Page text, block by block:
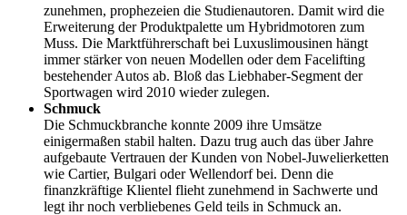
zunehmen, prophezeien die Studienautoren. Damit wird die
Erweiterung der Produktpalette um Hybridmotoren zum
Muss. Die Marktführerschaft bei Luxuslimousinen hängt
immer stärker von neuen Modellen oder dem Facelifting
bestehender Autos ab. Bloß das Liebhaber-Segment der
Sportwagen wird 2010 wieder zulegen.
Schmuck
Die Schmuckbranche konnte 2009 ihre Umsätze
einigermaßen stabil halten. Dazu trug auch das über Jahre
aufgebaute Vertrauen der Kunden von Nobel-Juwelierketten
wie Cartier, Bulgari oder Wellendorf bei. Denn die
finanzkräftige Klientel flieht zunehmend in Sachwerte und
legt ihr noch verbliebenes Geld teils in Schmuck an.